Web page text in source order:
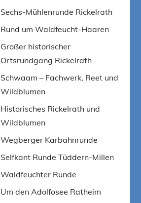
Sechs-Mühlenrunde Rickelrath
Rund um Waldfeucht-Haaren
Großer historischer
Ortsrundgang Rickelrath
Schwaam – Fachwerk, Reet und
Wildblumen
Historisches Rickelrath und
Wildblumen
Wegberger Karbahnrunde
Selfkant Runde Tüddern-Millen
Waldfeuchter Runde
Um den Adolfosee Ratheim